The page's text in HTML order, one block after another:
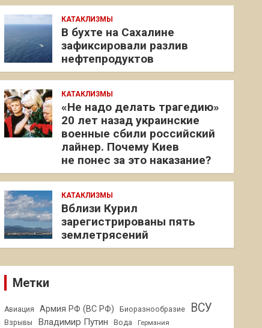
КАТАКЛИЗМЫ
В бухте на Сахалине
зафиксировали разлив
нефтепродуктов
КАТАКЛИЗМЫ
«Не надо делать трагедию»
20 лет назад украинские
военные сбили российский
лайнер. Почему Киев
не понес за это наказание?
КАТАКЛИЗМЫ
Вблизи Курил
зарегистрированы пять
землетрясений
Метки
Авиация Армия РФ (ВС РФ) Биоразнообразие ВСУ
Взрывы Владимир Путин Вода Германия